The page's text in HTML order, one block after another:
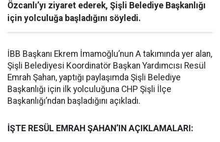
Özcanlı’yı ziyaret ederek, Şişli Belediye Başkanlığı
için yolculuğa başladığını söyledi.
İBB Başkanı Ekrem İmamoğlu’nun A takımında yer alan,
Şişli Belediyesi Koordinatör Başkan Yardımcısı Resül
Emrah Şahan, yaptığı paylaşımda Şişli Belediye
Başkanlığı için ilk yolculuğuna CHP Şişli İlçe
Başkanlığı’ndan başladığını açıkladı.
İŞTE RESÜL EMRAH ŞAHAN’IN AÇIKLAMALARI: